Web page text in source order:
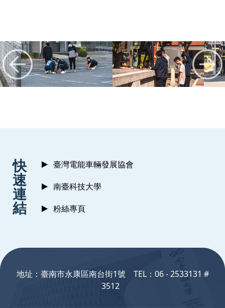
快
速
連
結
臺灣電能車輛發展協會
南臺科技大學
粉絲專頁
地址：臺南市永康區南台街1號 TEL：06 - 2533131 #
3512